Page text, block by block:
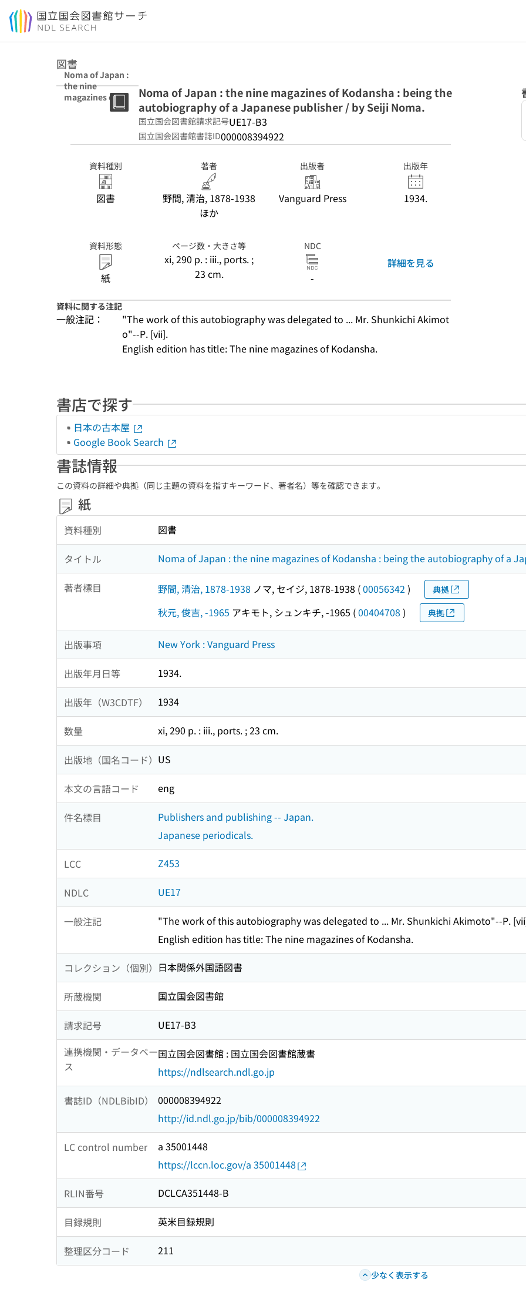
本文へ移動
図書
Noma of Japan :
the nine
magazines of
of a Japanese
Seiji Noma.
Noma of Japan : the nine magazines of Kodansha : being the
autobiography of a Japanese publisher / by Seiji Noma.
国立国会図書館請求記号UE17-B3
国立国会図書館書誌ID000008394922
資料種別
図書
著者
野間, 清治, 1878-1938
ほか
出版者
Vanguard Press
出版年
1934.
資料形態
紙
ページ数・大きさ等
xi, 290 p. : iii., ports. ;
23 cm.
NDC
-
詳細を見る
資料に関する注記
一般注記：
"The work of this autobiography was delegated to ... Mr. Shunkichi Akimot
o"--P. [vii].
English edition has title: The nine magazines of Kodansha.
書店で探す
日本の古本屋
Google Book Search
書誌情報
この資料の詳細や典拠（同じ主題の資料を指すキーワード、著者名）等を確認できます。
紙
資料種別 図書
タイトル Noma of Japan : the nine magazines of Kodansha : being the autobiography of a
著者標目 野間, 清治, 1878-1938 ノマ, セイジ, 1878-1938 (00056342 ) 典拠
秋元, 俊吉, -1965 アキモト, シュンキチ, -1965 (00404708 ) 典拠
出版事項 New York : Vanguard Press
出版年月日等 1934.
出版年（W3CDTF） 1934
数量 xi, 290 p. : iii., ports. ; 23 cm.
出版地（国名コード） US
本文の言語コード eng
件名標目
Publishers and publishing -- Japan.
Japanese periodicals.
LCC Z453
NDLC UE17
一般注記
"The work of this autobiography was delegated to ... Mr. Shunkichi Akimoto"--P.
English edition has title: The nine magazines of Kodansha.
コレクション（個別） 日本関係外国語図書
所蔵機関 国立国会図書館
請求記号
UE17-B3
連携機関・データベー
ス
国立国会図書館 : 国立国会図書館蔵書
https://ndlsearch.ndl.go.jp
書誌ID（NDLBibID）
000008394922
http://id.ndl.go.jp/bib/000008394922
LC control number
a 35001448
https://lccn.loc.gov/a 35001448
RLIN番号 DCLCA351448-B
目録規則 英米目録規則
整理区分コード 211
少なく表示する